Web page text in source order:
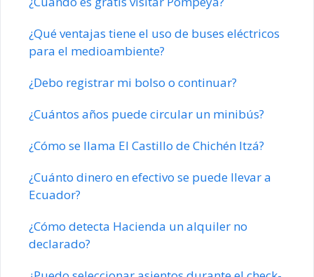
¿Qué ventajas tiene el uso de buses eléctricos
para el medioambiente?
¿Debo registrar mi bolso o continuar?
¿Cuántos años puede circular un minibús?
¿Cómo se llama El Castillo de Chichén Itzá?
¿Cuánto dinero en efectivo se puede llevar a
Ecuador?
¿Cómo detecta Hacienda un alquiler no
declarado?